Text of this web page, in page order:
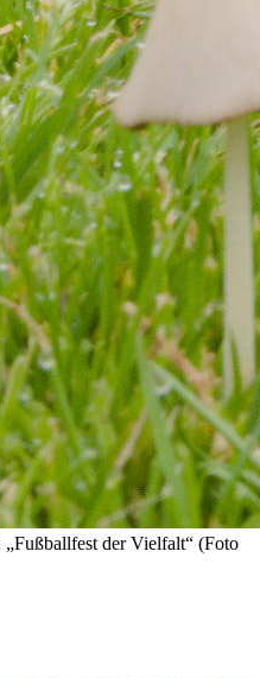
der Vielfalt“ (Foto